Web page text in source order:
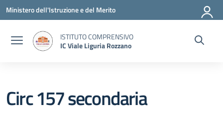
Vai ai contenuti
Vai al menu di navigazione
Vai al footer
Ministero dell'Istruzione e del Merito
ISTITUTO COMPRENSIVO
IC Viale Liguria Rozzano
Circ 157 secondaria